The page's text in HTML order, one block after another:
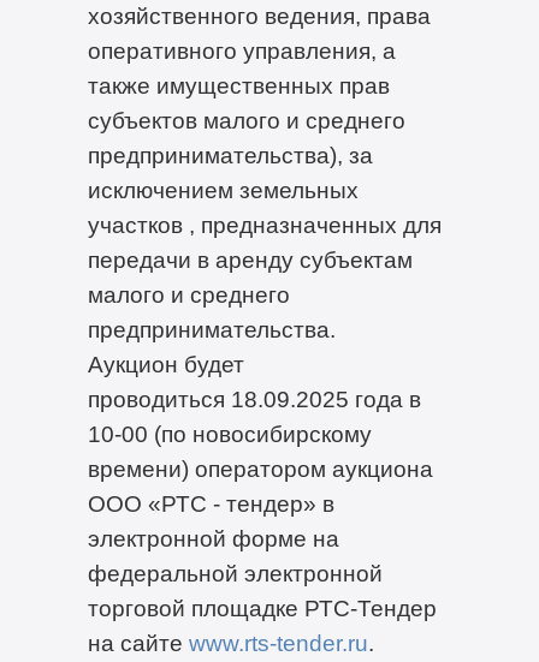
хозяйственного ведения, права
оперативного управления, а
также имущественных прав
субъектов малого и среднего
предпринимательства), за
исключением земельных
участков , предназначенных для
передачи в аренду субъектам
малого и среднего
предпринимательства.
Аукцион будет
проводиться 18.09.2025 года в
10-00 (по новосибирскому
времени) оператором аукциона
ООО «РТС - тендер» в
электронной форме на
федеральной электронной
торговой площадке РТС-Тендер
на сайте www.rts-tender.ru.